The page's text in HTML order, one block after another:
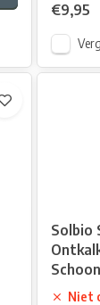
€9,95
Solbio
Niet